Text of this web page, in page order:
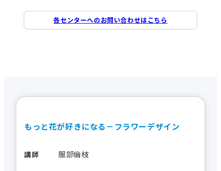
各センターへのお問い合わせはこちら
もっと花が好きになる－フラワーデザイン
講師 服部倫枝